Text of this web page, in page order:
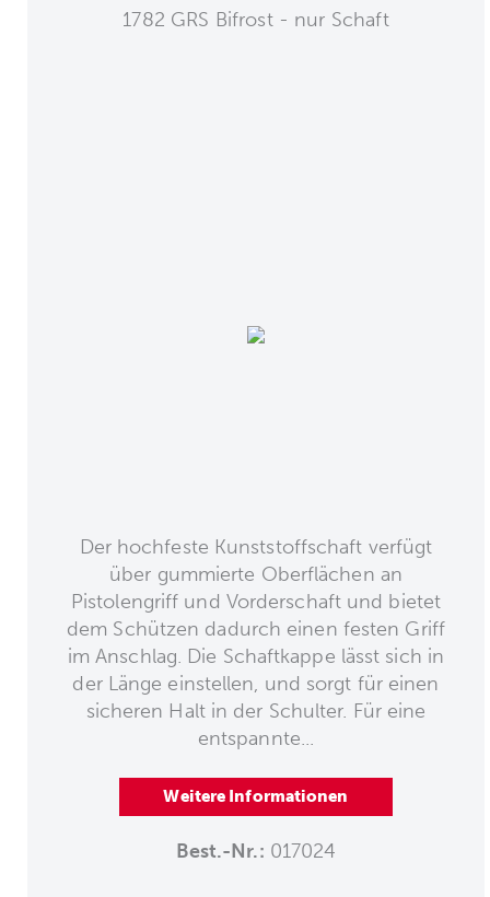
1782 GRS Bifrost - nur Schaft
Der hochfeste Kunststoffschaft verfügt
über gummierte Oberflächen an
Pistolengriff und Vorderschaft und bietet
dem Schützen dadurch einen festen Griff
im Anschlag. Die Schaftkappe lässt sich in
der Länge einstellen, und sorgt für einen
sicheren Halt in der Schulter. Für eine
entspannte...
Weitere Informationen
Best.-Nr.: 017024